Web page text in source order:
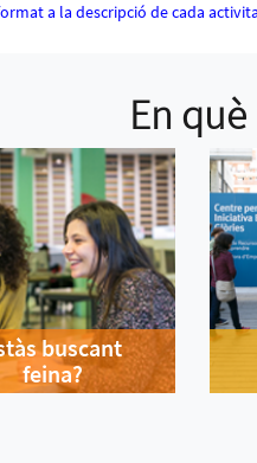
a la descripció de cada
En
buscant
feina?